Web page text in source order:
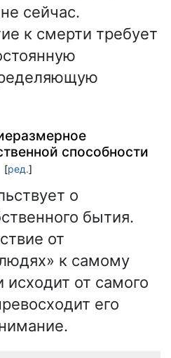
сейчас.
к смерти требует
способности
[ред.]
о
бытия.
от
к самому
исходит от самого
его